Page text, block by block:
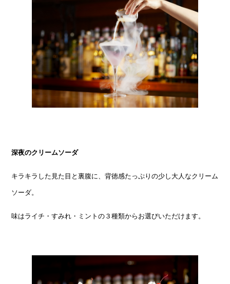
深夜のクリームソーダ
キラキラした見た目と裏腹に、背徳感たっぷりの少し大人なクリーム
ソーダ。
味はライチ・すみれ・ミントの３種類からお選びいただけます。